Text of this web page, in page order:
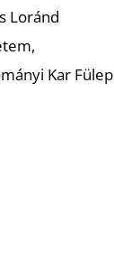
Loránd
Kar Fülep